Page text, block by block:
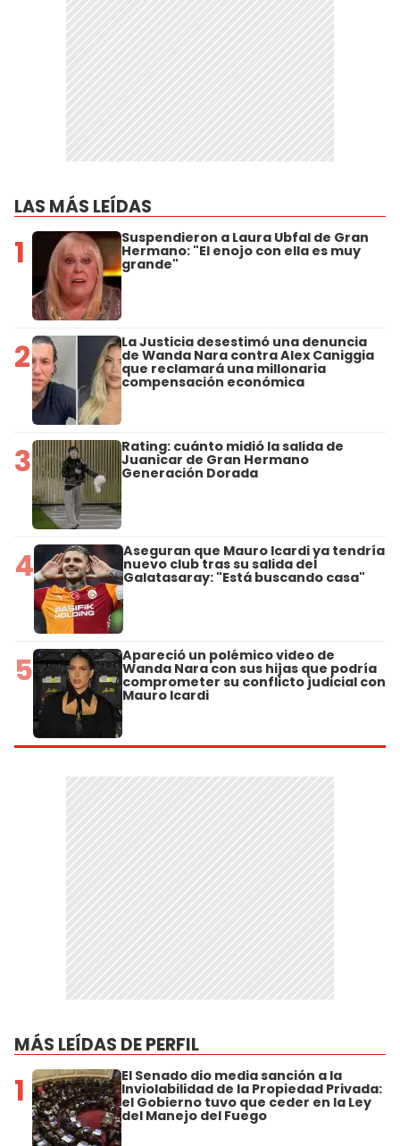
LAS MÁS LEÍDAS
1 Suspendieron a Laura Ubfal de Gran
Hermano: "El enojo con ella es muy
grande"
2 La Justicia desestimó una denuncia
de Wanda Nara contra Alex Caniggia
que reclamará una millonaria
compensación económica
3 Rating: cuánto midió la salida de
Juanicar de Gran Hermano
Generación Dorada
4 Aseguran que Mauro Icardi ya tendría
nuevo club tras su salida del
Galatasaray: "Está buscando casa"
5 Apareció un polémico video de
Wanda Nara con sus hijas que podría
comprometer su conflicto judicial con
Mauro Icardi
MÁS LEÍDAS DE PERFIL
1 El Senado dio media sanción a la
Inviolabilidad de la Propiedad Privada:
el Gobierno tuvo que ceder en la Ley
del Manejo del Fuego